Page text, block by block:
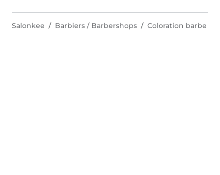
Salonkee Barbiers / Barbershops Coloration barbe